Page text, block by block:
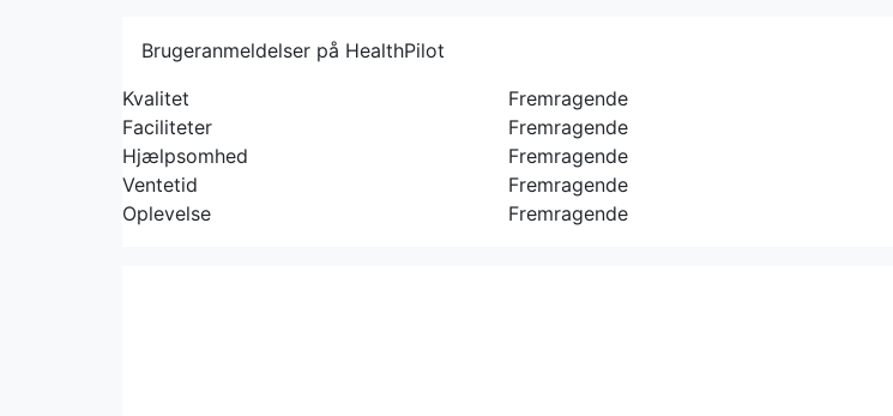
Brugeranmeldelser på HealthPilot
Kvalitet
Fremragende
Faciliteter
Fremragende
Hjælpsomhed
Fremragende
Ventetid
Fremragende
Oplevelse
Fremragende